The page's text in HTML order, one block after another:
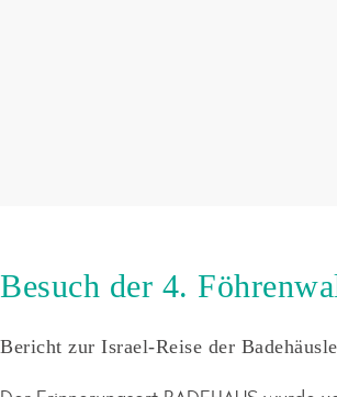
Besuch der 4.
Bericht zur Israel-Reise der